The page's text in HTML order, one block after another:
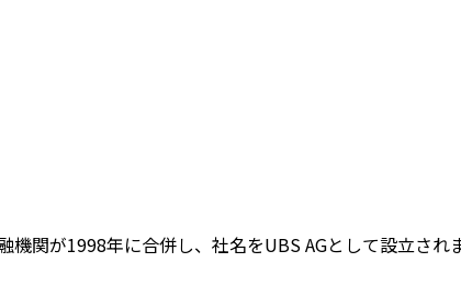
関が1998年に合併し、社名をUBS AGとして設立され